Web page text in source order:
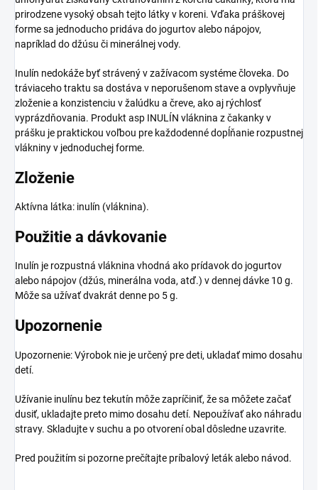
prirodzene vysoký obsah tejto látky v koreni. Vďaka práškovej
forme sa jednoducho pridáva do jogurtov alebo nápojov,
napríklad do džúsu či minerálnej vody.
Inulín nedokáže byť strávený v zažívacom systéme človeka. Do
tráviaceho traktu sa dostáva v neporušenom stave a ovplyvňuje
zloženie a konzistenciu v žalúdku a čreve, ako aj rýchlosť
vyprázdňovania. Produkt asp INULÍN vláknina z čakanky v
prášku je praktickou voľbou pre každodenné dopĺňanie rozpustnej
vlákniny v jednoduchej forme.
Zloženie
Aktívna látka: inulín (vláknina).
Použitie a dávkovanie
Inulín je rozpustná vláknina vhodná ako prídavok do jogurtov
alebo nápojov (džús, minerálna voda, atď.) v dennej dávke 10 g.
Môže sa užívať dvakrát denne po 5 g.
Upozornenie
Upozornenie: Výrobok nie je určený pre deti, ukladať mimo dosahu
detí.
Užívanie inulínu bez tekutín môže zapríčiniť, že sa môžete začať
dusiť, ukladajte preto mimo dosahu detí. Nepoužívať ako náhradu
stravy. Skladujte v suchu a po otvorení obal dôsledne uzavrite.
Pred použitím si pozorne prečítajte príbalový leták alebo návod.